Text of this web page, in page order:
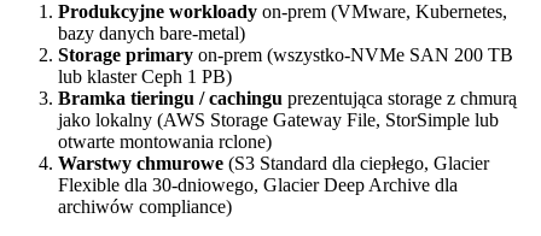
Produkcyjne workloady on-prem (VMware, Kubernetes,
bazy danych bare-metal)
Storage primary on-prem (wszystko-NVMe SAN 200 TB
lub klaster Ceph 1 PB)
Bramka tieringu / cachingu prezentująca storage z chmurą
jako lokalny (AWS Storage Gateway File, StorSimple lub
otwarte montowania rclone)
Warstwy chmurowe (S3 Standard dla ciepłego, Glacier
Flexible dla 30-dniowego, Glacier Deep Archive dla
archiwów compliance)